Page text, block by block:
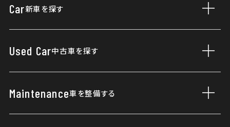
Car新車を探す
Used Car中古車を探す
Maintenance車を整備する